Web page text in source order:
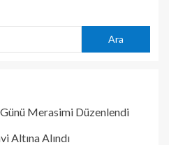
Ara
Merasimi Düzenlendi
Altına Alındı